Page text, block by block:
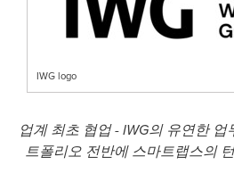
IWG logo
업계 최초 협업- IWG의 유연한 업
트폴리오 전반에스마트랩스의